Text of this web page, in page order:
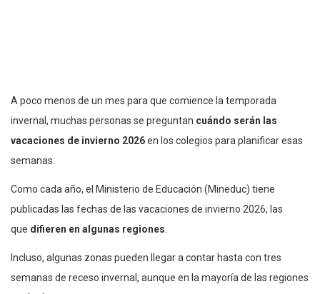
A poco menos de un mes para que comience la temporada
invernal, muchas personas se preguntan cuándo serán las
vacaciones de invierno 2026en los colegios para planificar esas
semanas.
Como cada año, el Ministerio de Educación (Mineduc) tiene
publicadas las fechas de las vacaciones de invierno 2026, las
que difieren en algunas regiones
Incluso, algunas zonas pueden llegar a contar hasta con tres
semanas de receso invernal, aunque en la mayoría de las regiones